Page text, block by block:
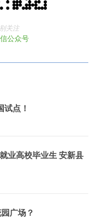
关注
公众号
试点！
业高校毕业生 安新县
广场？